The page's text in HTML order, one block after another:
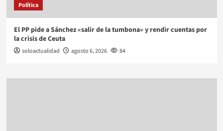
Política
El PP pide a Sánchez «salir de la tumbona» y rendir cuentas por
la crisis de Ceuta
soloactualidad agosto 6, 2026 84